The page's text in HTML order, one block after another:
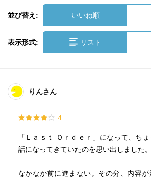
並び替え: いいね順
表示形式: リスト
りんさん
4
「Ｌａｓｔ Ｏｒｄｅｒ」になって、ち
話になってきていたのを思い出しました。
なかなか前に進まない。その分、内容